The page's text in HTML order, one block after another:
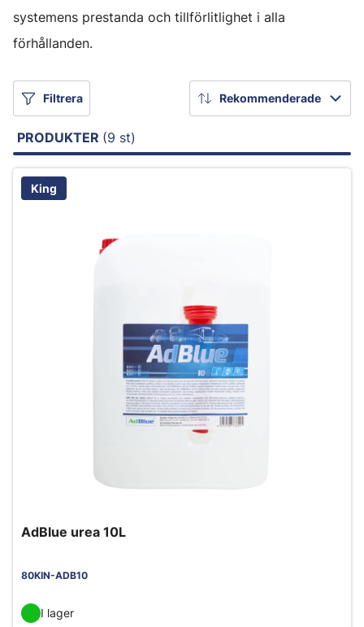
systemens prestanda och tillförlitlighet i alla
förhållanden.
Filtrera Rekommenderade
PRODUKTER (9 st)
King
AdBlue urea 10L
80KIN-ADB10
I lager